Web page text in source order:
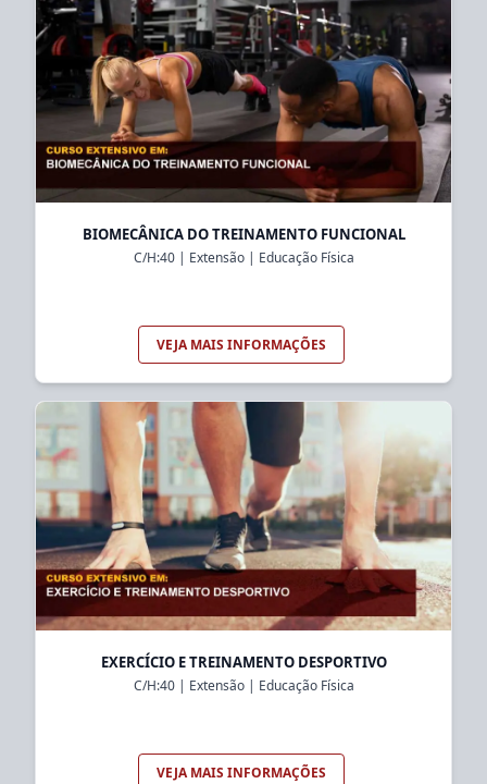
BIOMECÂNICA DO TREINAMENTO FUNCIONAL
C/H:40| Extensão| Educação Física
VEJA MAIS INFORMAÇÕES
EXERCÍCIO E TREINAMENTO DESPORTIVO
C/H:40| Extensão| Educação Física
VEJA MAIS INFORMAÇÕES